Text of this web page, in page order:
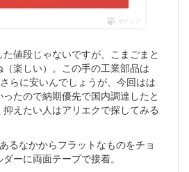
ポチップ
値段じゃないですが、こまごまと
楽しい）。この手の工業部品は
らに安いんでしょうが、今回はは
たので納期優先で国内調達したと
えたい人はアリエクで探してみる
るなかからフラットなものをチョ
ーに両面テープで接着。